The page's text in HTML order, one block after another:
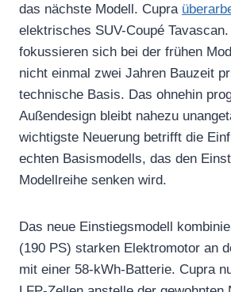
das nächste Modell. Cupra
elektrisches SUV-Coupé
fokussieren sich bei der frühen
nicht einmal zwei Jahren Bauzeit
technische Basis. Das ohnehin
Außendesign bleibt nahezu
wichtigste Neuerung betrifft die
echten Basismodells, das den
Modellreihe senken wird.
Das neue Einstiegsmodell
(190 PS) starken Elektromotor an
mit einer 58-kWh-Batterie. Cupra